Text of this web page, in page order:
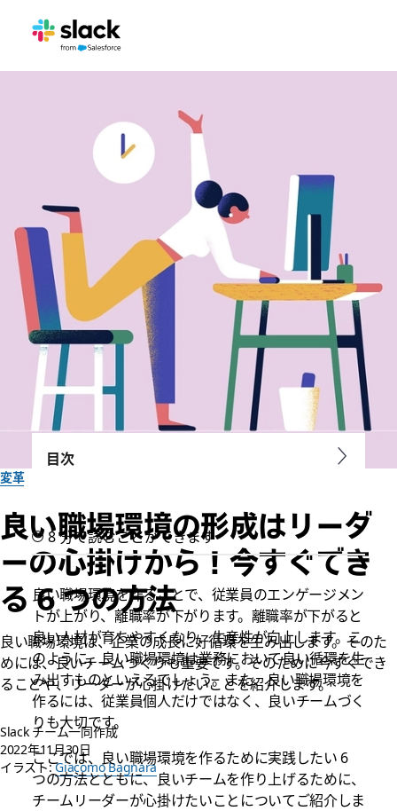
変革
良い職場環境の形成はリーダ
ーの心掛けから！今すぐでき
る 6 つの方法
良い職場環境は、企業の成長に好循環を生み出します。そのた
めには、良いチームづくりも重要です。そのために今すぐでき
ることや、リーダーが心掛けたいことを紹介します。
Slack チーム一同作成
2022年11月30日
イラスト:Giacomo Bagnara
目次
8 分で読むことができます
良い職場環境を作ることで、従業員のエンゲージメン
トが上がり、離職率が下がります。離職率が下がると
良い人材が育ちやすくなり、生産性が向上します。こ
のように、良い職場環境は業務において良い循環を生
み出すものといえるでしょう。また、良い職場環境を
作るには、従業員個人だけではなく、良いチームづく
りも大切です。
ここでは、良い職場環境を作るために実践したい 6
つの方法とともに、良いチームを作り上げるために、
チームリーダーが心掛けたいことについてご紹介しま